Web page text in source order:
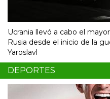
Ucrania llevó a cabo el
Rusia desde el inicio de la
Yaroslavl
DEPORTES